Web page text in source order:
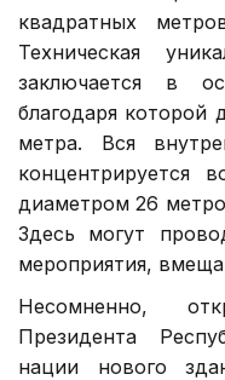
квадратных
Техническая
заключается в
благодаря которой
метра. Вся
концентрируется
диаметром 26
Здесь могут
мероприятия,
Несомненно,
Президента
нации нового